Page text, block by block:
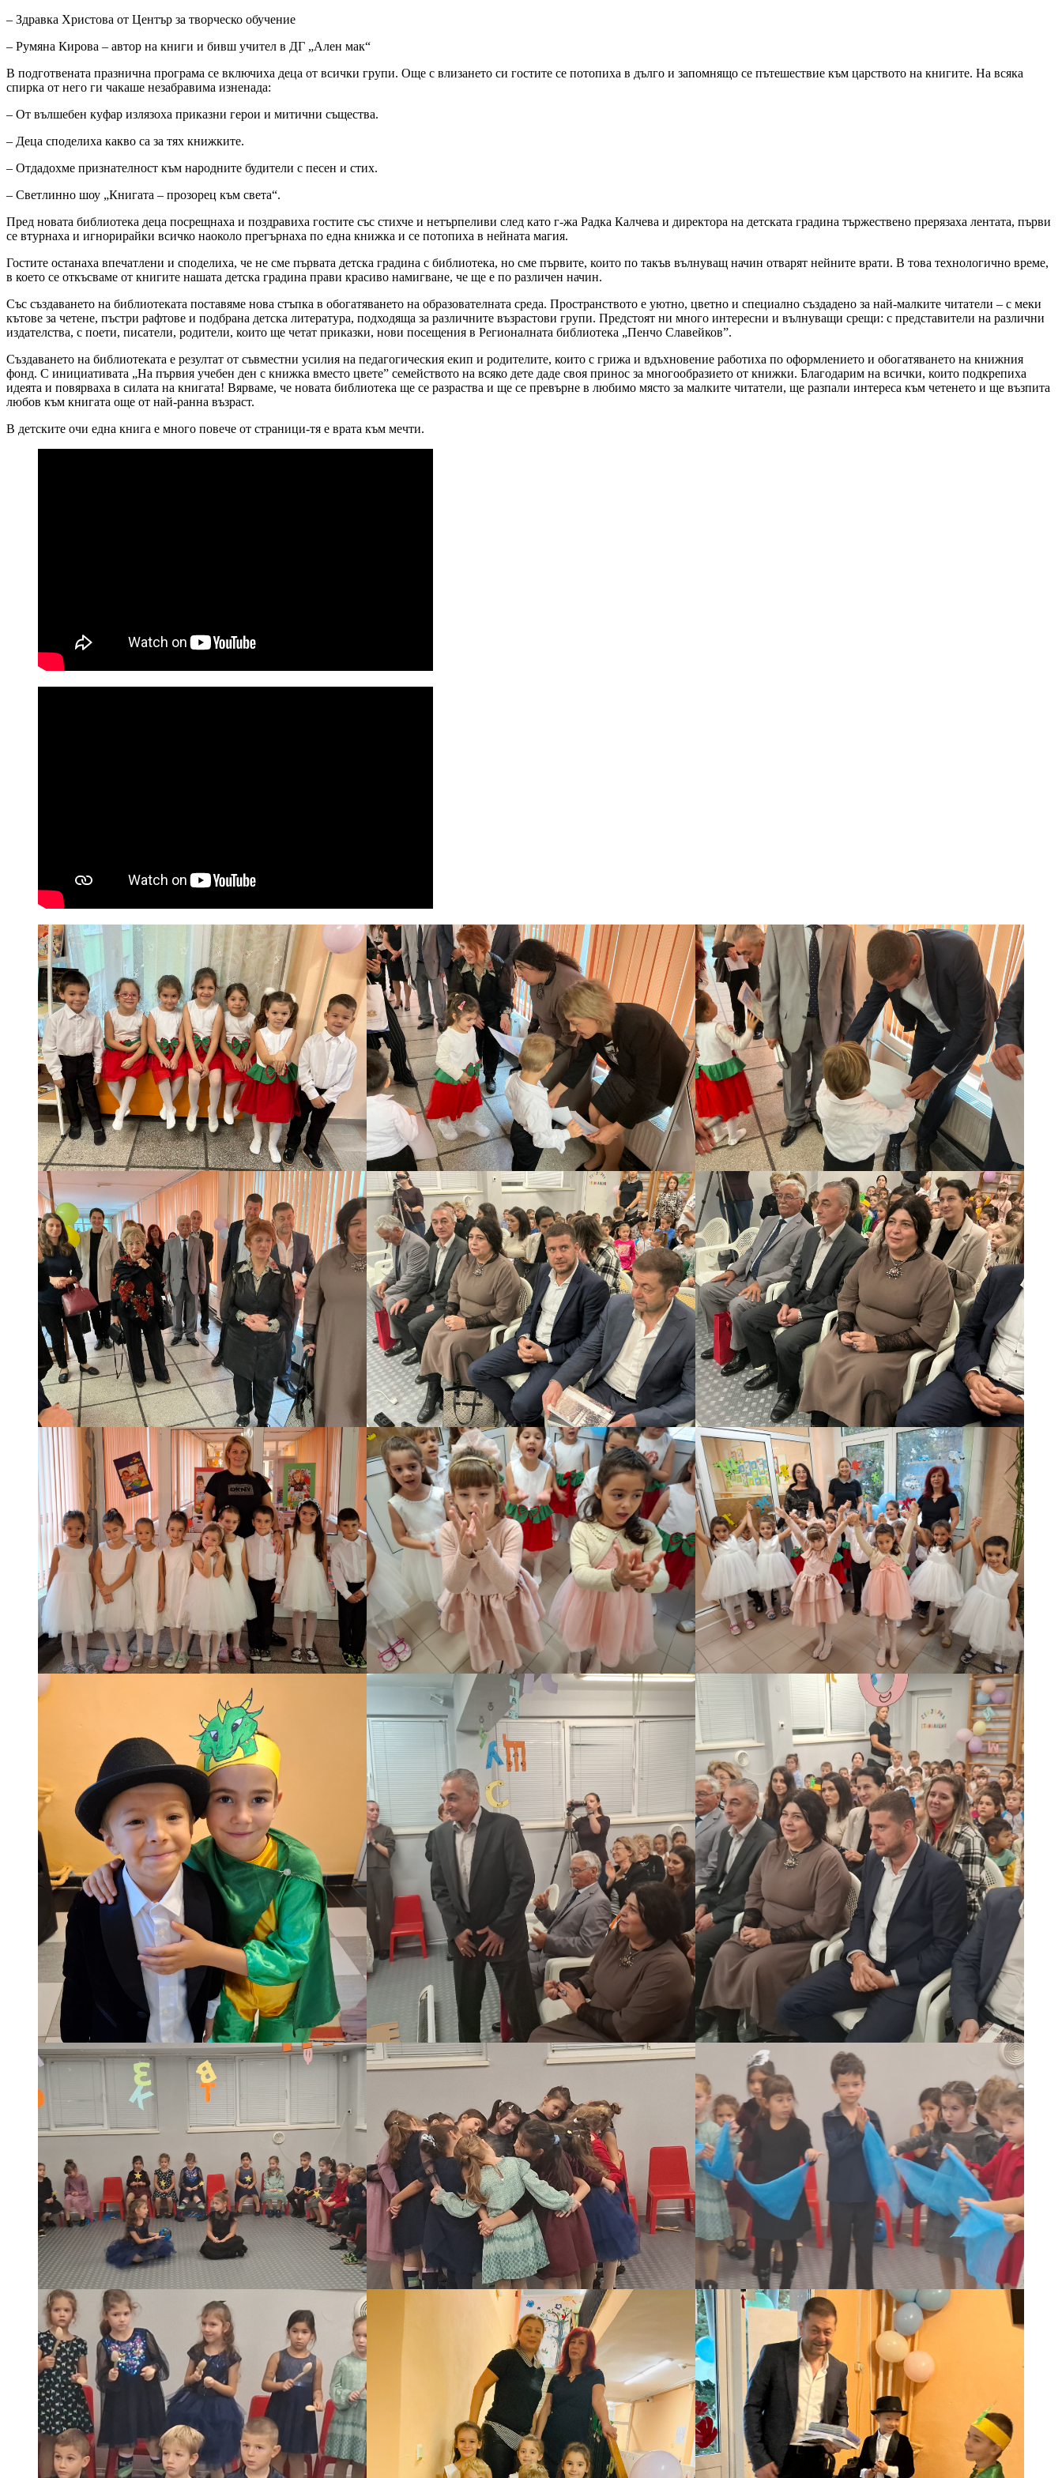
– Здравка Христова от Център за творческо обучение
– Румяна Кирова – автор на книги и бивш учител в ДГ „Ален мак“
В подготвената празнична програма се включиха деца от всички групи. Още с влизането си гостите се потопиха в дълго и запомнящо се пътешествие към царството на книгите. На всяка
спирка от него ги чакаше незабравима изненада:
– От вълшебен куфар излязоха приказни герои и митични същества.
– Деца споделиха какво са за тях книжките.
– Отдадохме признателност към народните будители с песен и стих.
– Светлинно шоу „Книгата – прозорец към света“.
Пред новата библиотека деца посрещнаха и поздравиха гостите със стихче и нетърпеливи след като г-жа Радка Калчева и директора на детската градина тържествено прерязаха лентата, първи
се втурнаха и игнорирайки всичко наоколо прегърнаха по една книжка и се потопиха в нейната магия.
Гостите останаха впечатлени и споделиха, че не сме първата детска градина с библиотека, но сме първите, които по такъв вълнуващ начин отварят нейните врати. В това технологично време,
в което се откъсваме от книгите нашата детска градина прави красиво намигване, че ще е по различен начин.
Със създаването на библиотеката поставяме нова стъпка в обогатяването на образователната среда. Пространството е уютно, цветно и специално създадено за най-малките читатели – с меки
кътове за четене, пъстри рафтове и подбрана детска литература, подходяща за различните възрастови групи. Предстоят ни много интересни и вълнуващи срещи: с представители на различни
издателства, с поети, писатели, родители, които ще четат приказки, нови посещения в Регионалната библиотека „Пенчо Славейков”.
Създаването на библиотеката е резултат от съвместни усилия на педагогическия екип и родителите, които с грижа и вдъхновение работиха по оформлението и обогатяването на книжния
фонд. С инициативата „На първия учебен ден с книжка вместо цвете” семейството на всяко дете даде своя принос за многообразието от книжки. Благодарим на всички, които подкрепиха
идеята и повярваха в силата на книгата! Вярваме, че новата библиотека ще се разраства и ще се превърне в любимо място за малките читатели, ще разпали интереса към четенето и ще възпита
любов към книгата още от най-ранна възраст.
В детските очи една книга е много повече от страници-тя е врата към мечти.